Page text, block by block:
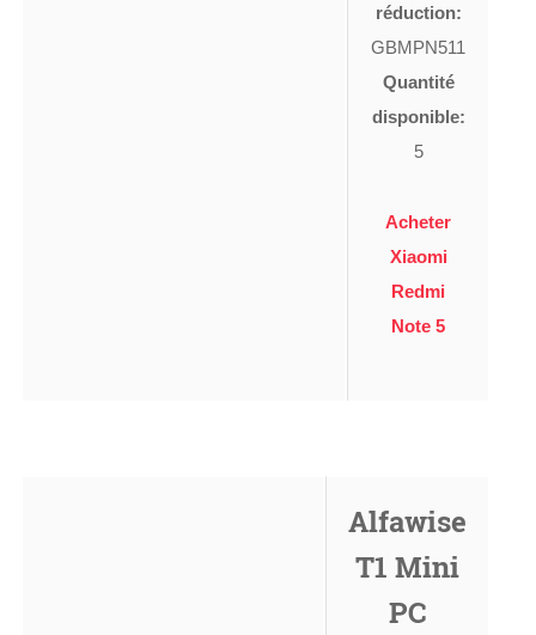
réduction:
GBMPN511
Quantité
disponible:
5
Acheter
Xiaomi
Redmi
Note 5
Alfawise
T1 Mini
PC